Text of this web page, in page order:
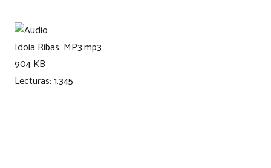
Idoia Ribas. MP3.mp3
904 KB
Lecturas:1.345